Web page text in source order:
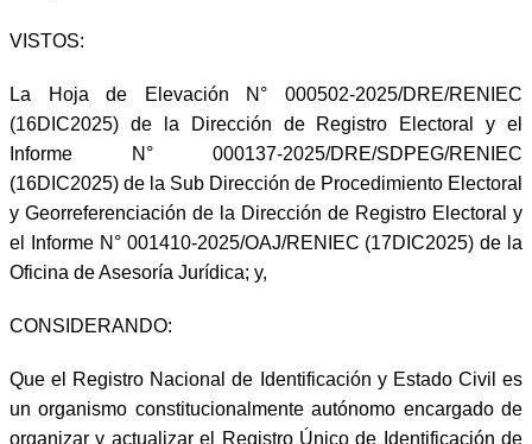
VISTOS:
La Hoja de Elevación N° 000502-2025/DRE/RENIEC
(16DIC2025) de la Dirección de Registro Electoral y el
Informe N° 000137-2025/DRE/SDPEG/RENIEC
(16DIC2025) de la Sub Dirección de Procedimiento Electoral
y Georreferenciación de la Dirección de Registro Electoral y
el Informe N° 001410-2025/OAJ/RENIEC (17DIC2025) de la
Oficina de Asesoría Jurídica; y,
CONSIDERANDO:
Que el Registro Nacional de Identificación y Estado Civil es
un organismo constitucionalmente autónomo encargado de
organizar y actualizar el Registro Único de Identificación de